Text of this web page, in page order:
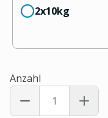
2x10kg
Anzahl